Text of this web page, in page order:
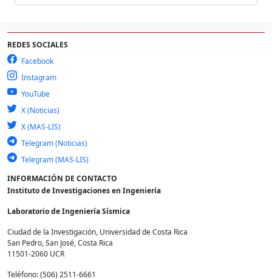
REDES SOCIALES
Facebook
Instagram
YouTube
X (Noticias)
X (MAS-LIS)
Telegram (Noticias)
Telegram (MAS-LIS)
INFORMACIÓN DE CONTACTO
Instituto de Investigaciones en Ingeniería
Laboratorio de Ingeniería Sísmica
Ciudad de la Investigación, Universidad de Costa Rica
San Pedro, San José, Costa Rica
11501-2060 UCR
Teléfono: (506) 2511-6661